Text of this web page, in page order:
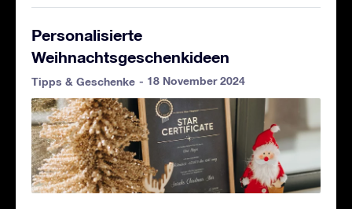
Personalisierte
Weihnachtsgeschenkideen
Tipps & Geschenke - 18 November 2024